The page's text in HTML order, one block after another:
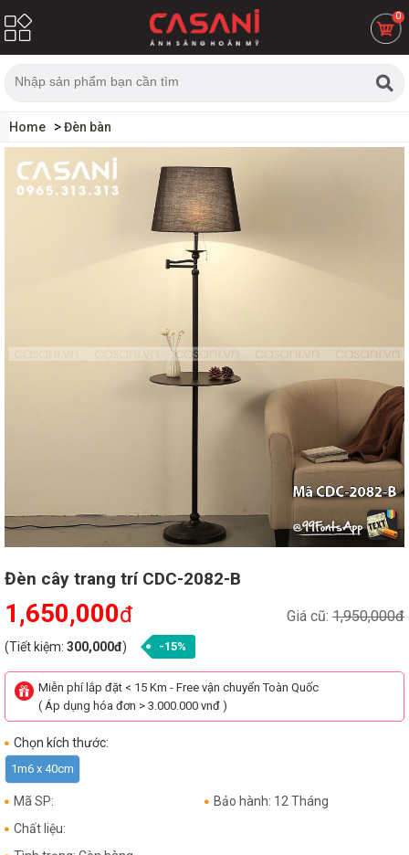
0
Home Đèn bàn
Đèn cây trang trí CDC-2082-B
Giá cũ: 1,950,000đ
1,650,000đ
(Tiết kiệm: 300,000đ) -15%
Miễn phí lắp đặt < 15 Km - Free vận chuyển Toàn Quốc
( Áp dụng hóa đơn > 3.000.000 vnđ )
Chọn kích thước:
1m6 x 40cm
Mã SP:
Bảo hành: 12 Tháng
Chất liệu: